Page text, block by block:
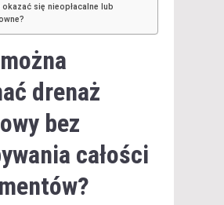
okazać się nieopłacalne lub
drenaż
bez
całości